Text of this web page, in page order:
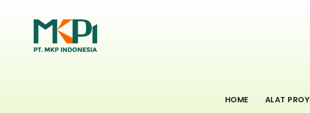
HOME ALAT